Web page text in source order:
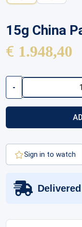
15g China
€ 1.948,40
-
15g
Panda
Gold
|
quantity
Sign in to watch